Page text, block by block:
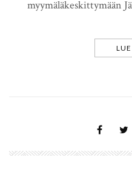
myymäläkeskittymään